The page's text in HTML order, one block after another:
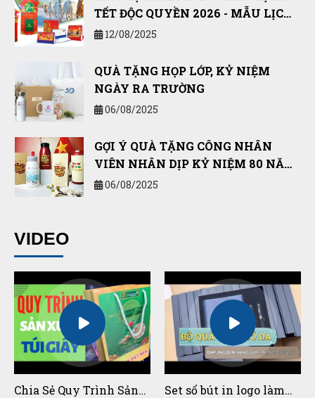
TẾT ĐỘC QUYỀN 2026 - MẪU LỊCH
TẾT NĂM BÍNH NGỌ 2026
12/08/2025
QUÀ TẶNG HỌP LỚP, KỶ NIỆM
NGÀY RA TRƯỜNG
06/08/2025
GỢI Ý QUÀ TẶNG CÔNG NHÂN
VIÊN NHÂN DỊP KỶ NIỆM 80 NĂM
QUỐC KHÁNH 2/9 VÀ CÁCH MẠNG
06/08/2025
NHỮNG LƯU Ý KHI CHỌN GIẤY IN
BILL / GIẤY IN HÓA ĐƠN
23/04/2025
MẸO BẢO QUẢN GIẤY IN BILL /
GIẤY IN HÓA ĐƠN
VIDEO
Chia Sẻ Quy Trình Sản
Set sổ bút in logo làm